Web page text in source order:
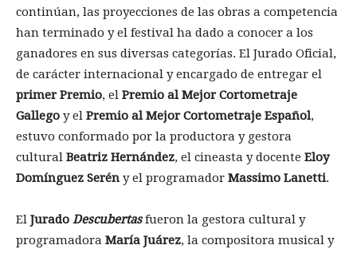
continúan, las proyecciones de las obras a competencia
han terminado y el festival ha dado a conocer a los
ganadores en sus diversas categorías. El Jurado Oficial,
de carácter internacional y encargado de entregar el
primer Premio, el Premio al Mejor Cortometraje
Gallego y el Premio al Mejor Cortometraje Español,
estuvo conformado por la productora y gestora
cultural Beatriz Hernández, el cineasta y docente Eloy
Domínguez Serén y el programador Massimo Lanetti.
El Jurado Descubertasfueron la gestora cultural y
programadora María Juárez, la compositora musical y